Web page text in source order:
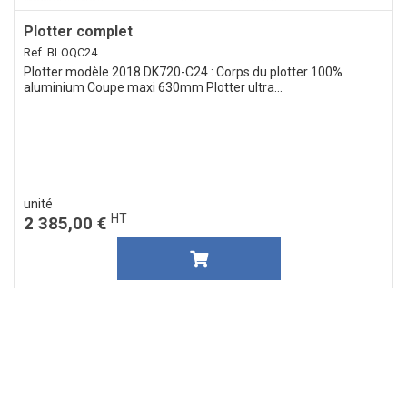
Plotter complet
Ref. BLOQC24
Plotter modèle 2018 DK720-C24 : Corps du plotter 100%
aluminium Coupe maxi 630mm Plotter ultra...
unité
2 385,00 € HT